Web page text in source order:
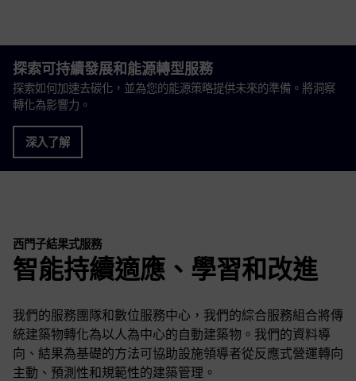
探索可持續發展和能源轉型服務
探索如何加速去碳化，並為您的能源策略提供未來的準備。將洞察
轉化為影響力。
深入了解
西門子結果式服務
智能持續適應、學習和改進
我們的服務團隊和數位服務中心，我們的綜合服務組合將傳
統建築物轉化為以人為中心的自動建築物。我們的資料導
向、結果為基礎的方法可協助設施領導者從反應式營運轉向
主動、預測性和規範性的建築管理。